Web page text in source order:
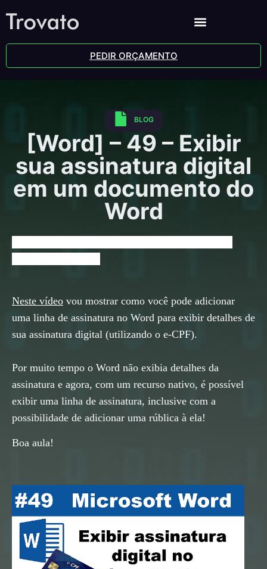
PEDIR ORÇAMENTO
BLOG
[Word] – 49 – Exibir
sua assinatura digital
em um documento do
Word
Neste vídeo vou mostrar como você pode adicionar
uma linha de assinatura no Word para exibir detalhes de
sua assinatura digital (utilizando o e-CPF).
Por muito tempo o Word não exibia detalhes da
assinatura e agora, com um recurso nativo, é possível
exibir uma linha de assinatura, inclusive com a
possibilidade de adicionar uma rública à ela!
Boa aula!